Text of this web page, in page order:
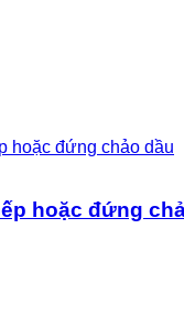
hoặc đứng